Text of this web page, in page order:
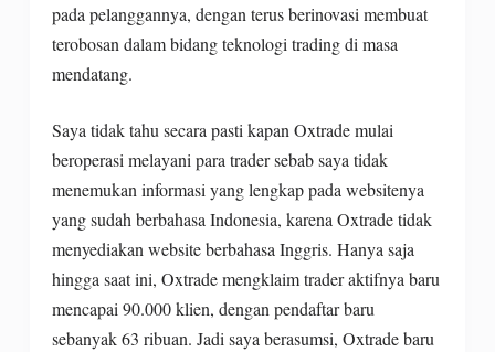
pada pelanggannya, dengan terus berinovasi membuat
terobosan dalam bidang teknologi trading di masa
mendatang.
Saya tidak tahu secara pasti kapan Oxtrade mulai
beroperasi melayani para trader sebab saya tidak
menemukan informasi yang lengkap pada websitenya
yang sudah berbahasa Indonesia, karena Oxtrade tidak
menyediakan website berbahasa Inggris. Hanya saja
hingga saat ini, Oxtrade mengklaim trader aktifnya baru
mencapai 90.000 klien, dengan pendaftar baru
sebanyak 63 ribuan. Jadi saya berasumsi, Oxtrade baru